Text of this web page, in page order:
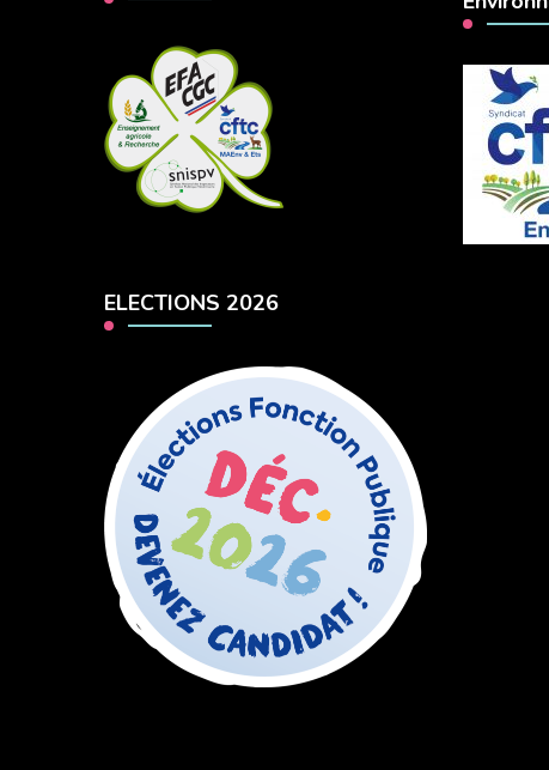
ELECTIONS 2026